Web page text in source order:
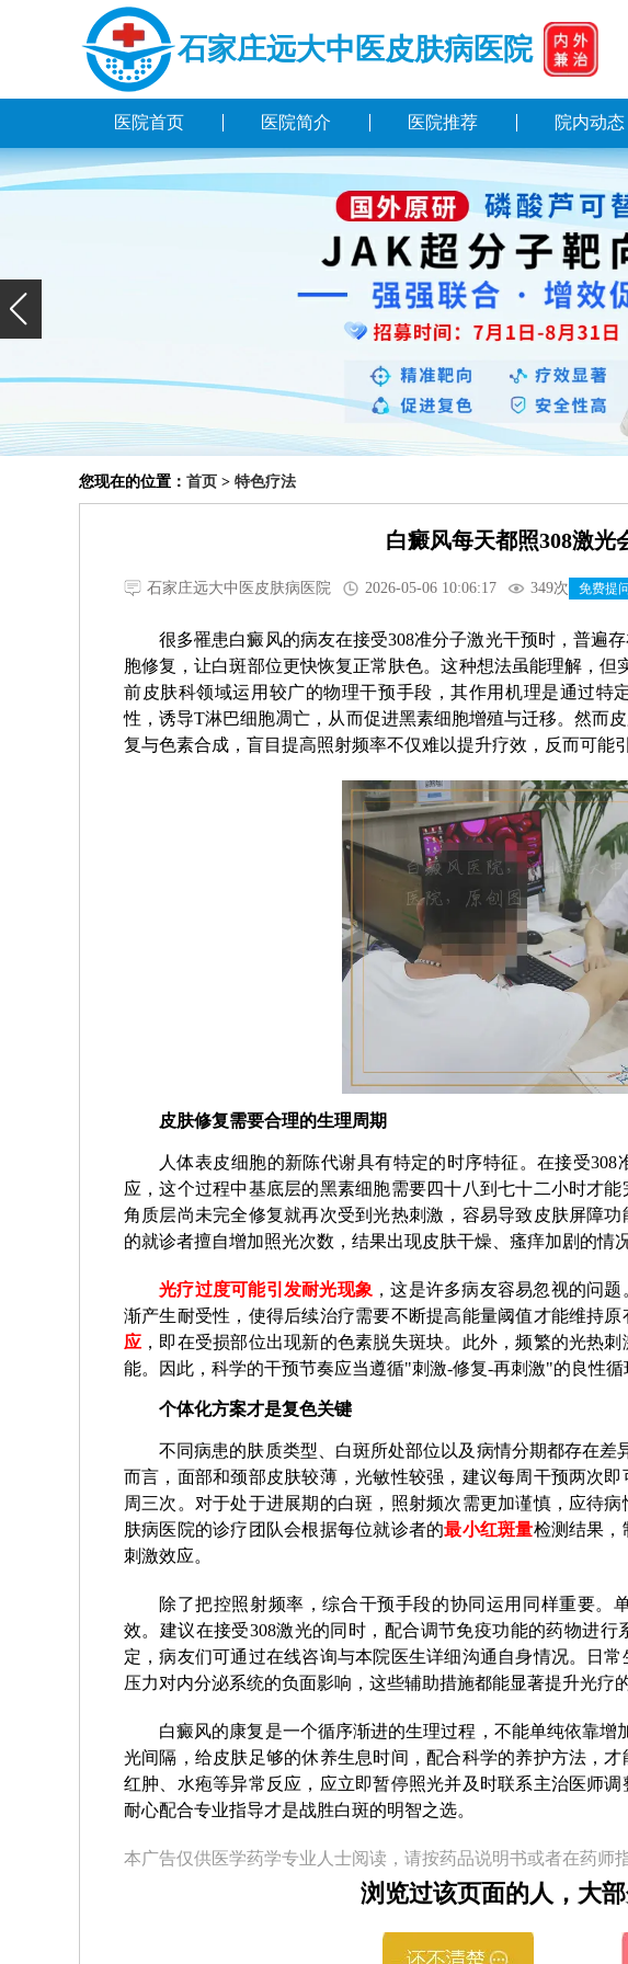
石家庄远大中医皮肤病医院
医院首页 医院简介 医院推荐 院内动态
您现在的位置： 首页 > 特色疗法
白癜风每天都照308激光
石家庄远大中医皮肤病医院 2026-05-06 10:06:17 349次 免费提
很多罹患白癜风的病友在接受308准分子激光干预时，普遍
胞修复，让白斑部位更快恢复正常肤色。这种想法虽能理解，但
前皮肤科领域运用较广的物理干预手段，其作用机理是通过特
性，诱导T淋巴细胞凋亡，从而促进黑素细胞增殖与迁移。然而
复与色素合成，盲目提高照射频率不仅难以提升疗效，反而可能
皮肤修复需要合理的生理周期
人体表皮细胞的新陈代谢具有特定的时序特征。在接受
应，这个过程中基底层的黑素细胞需要四十八到七十二小时才
角质层尚未完全修复就再次受到光热刺激，容易导致皮肤屏障
的就诊者擅自增加照光次数，结果出现皮肤干燥、瘙痒加剧的情
光疗过度可能引发耐光现象 ，这是许多病友容易忽视的问
渐产生耐受性，使得后续治疗需要不断提高能量阈值才能维持
应 ，即在受损部位出现新的色素脱失斑块。此外，频繁的光热
能。因此，科学的干预节奏应当遵循"刺激-修复-再刺激"的良性循
个体化方案才是复色关键
不同病患的肤质类型、白斑所处部位以及病情分期都存在差
而言，面部和颈部皮肤较薄，光敏性较强，建议每周干预两次
周三次。对于处于进展期的白斑，照射频次需更加谨慎，应待
肤病医院的诊疗团队会根据每位就诊者的最小红斑量检测结果，
刺激效应。
除了把控照射频率，综合干预手段的协同运用同样重要。
效。建议在接受308激光的同时，配合调节免疫功能的药物进
定，病友们可通过在线咨询与本院医生详细沟通自身情况。日
压力对内分泌系统的负面影响，这些辅助措施都能显著提升光疗
白癜风的康复是一个循序渐进的生理过程，不能单纯依靠
光间隔，给皮肤足够的休养生息时间，配合科学的养护方法，
红肿、水疱等异常反应，应立即暂停照光并及时联系主治医师
耐心配合专业指导才是战胜白斑的明智之选。
本广告仅供医学药学专业人士阅读，请按药品说明书或者在药师
浏览过该页面的人，大